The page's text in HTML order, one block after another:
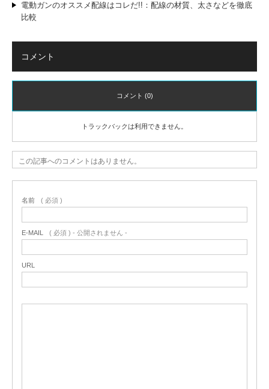
電動ガンのオススメ配線はコレだ!!：配線の材質、太さなどを徹底
比較
コメント
コメント (0)
トラックバックは利用できません。
この記事へのコメントはありません。
名前 ( 必須 )
E-MAIL ( 必須 ) - 公開されません -
URL